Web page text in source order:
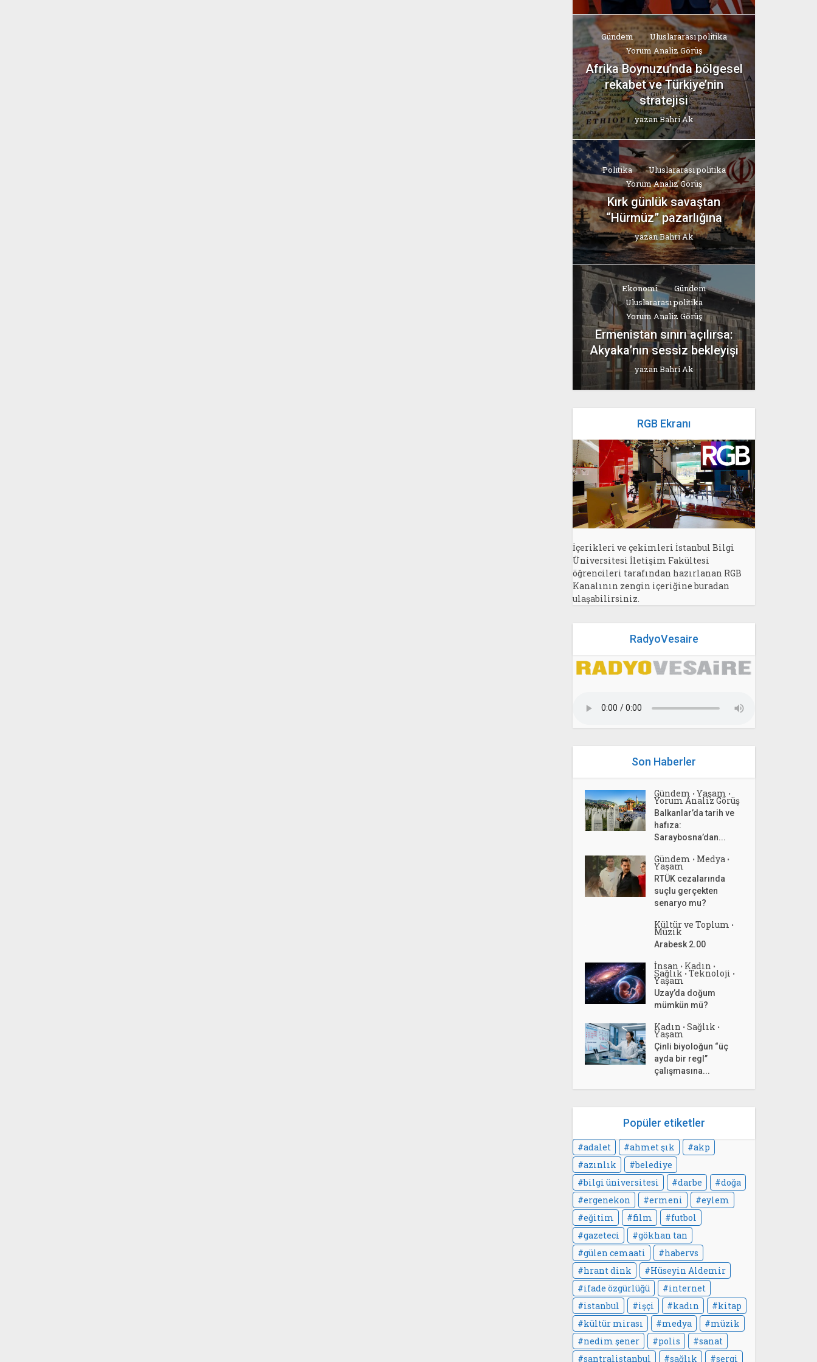
Gündem
Uluslararası politika
Yorum Analiz Görüş
Afrika Boynuzu’nda bölgesel
rekabet ve Türkiye’nin
stratejisi
yazanBahri Ak
Politika
Uluslararası politika
Yorum Analiz Görüş
Kırk günlük savaştan
“Hürmüz” pazarlığına
yazanBahri Ak
Ekonomi
Gündem
Uluslararası politika
Yorum Analiz Görüş
Ermenistan sınırı açılırsa:
Akyaka’nın sessiz bekleyişi
yazanBahri Ak
RGB Ekranı
İçerikleri ve çekimleri İstanbul Bilgi
Üniversitesi İletişim Fakültesi
öğrencileri tarafından hazırlanan RGB
Kanalının zengin içeriğine buradan
ulaşabilirsiniz.
RadyoVesaire
Son Haberler
Gündem • Yaşam •
Yorum Analiz Görüş
Balkanlar’da tarih ve
hafıza:
Saraybosna’dan...
Gündem • Medya •
Yaşam
RTÜK cezalarında
suçlu gerçekten
senaryo mu?
Kültür ve Toplum •
Müzik
Arabesk 2.00
İnsan • Kadın •
Sağlık • Teknoloji •
Yaşam
Uzay’da doğum
mümkün mü?
Kadın • Sağlık •
Yaşam
Çinli biyoloğun “üç
ayda bir regl”
çalışmasına...
Popüler etiketler
adalet ahmet şık
akp
azınlık
belediye
bilgi üniversitesi
darbe
doğa
ergenekon
ermeni
eylem
eğitim
film
futbol
gazeteci
gökhan tan
gülen cemaati
habervs
hrant dink
Hüseyin Aldemir
ifade özgürlüğü
internet
istanbul
işçi kadın
kitap
kültür mirası
medya
müzik
nedim şener
polis
sanat
santralistanbul
sağlık sergi